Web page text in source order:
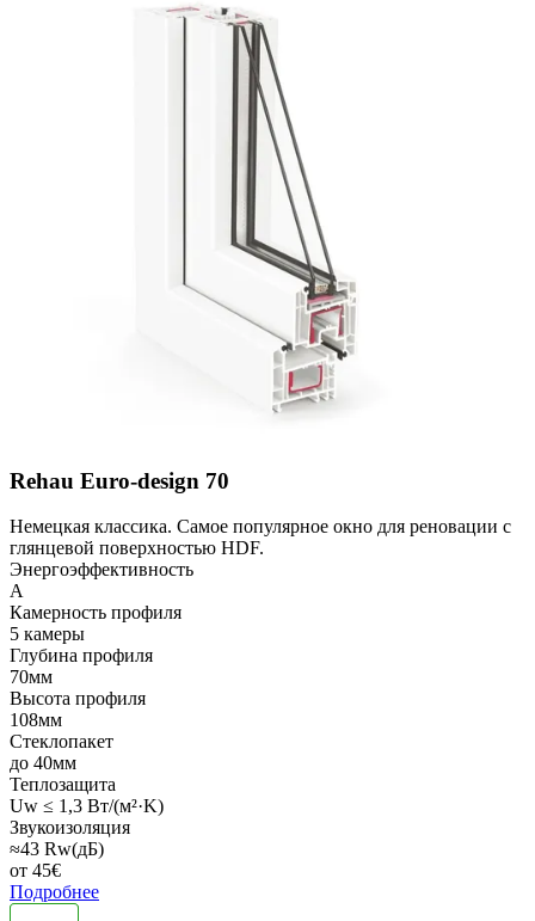
Rehau Euro-design 70
Немецкая классика. Самое популярное окно для реновации с
глянцевой поверхностью HDF.
Энергоэффективность
A
Камерность профиля
5 камеры
Глубина профиля
70мм
Высота профиля
108мм
Стеклопакет
до 40мм
Теплозащита
Uw ≤ 1,3 Вт/(м²·K)
Звукоизоляция
≈43 Rw(дБ)
от 45€
Подробнее